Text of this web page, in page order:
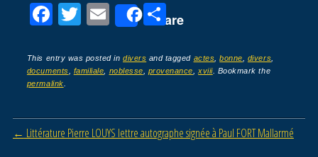
F
c
e
o
T
tt
er
E
ail
Share
P
ta
g
This entry was posted indivers and tagged actes ,bonne divers
documents
familiale noblesse provenance ,xviii. Bookmark the
permalink
Post navigation
← Littérature Pierre LOUYS lettre autographe signée à Paul FORT Mallarmé